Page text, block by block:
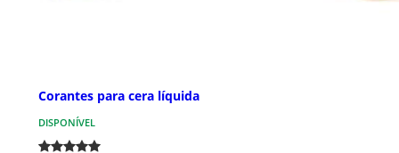
Corantes para cera líquida
DISPONÍVEL